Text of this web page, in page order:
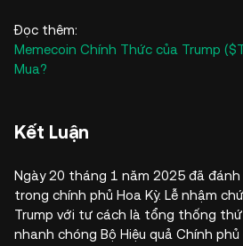
Đọc thêm:
Memecoin Chính Thức của Trump
Mua?
Kết Luận
Ngày 20 tháng 1 năm 2025 đã
trong chính phủ Hoa Kỳ. Lễ nhậm
Trump với tư cách là tổng thống
nhanh chóng Bộ Hiệu quả Chính